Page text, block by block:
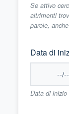
Se attivo
altrimenti
parole,
Data di
Data di inizio